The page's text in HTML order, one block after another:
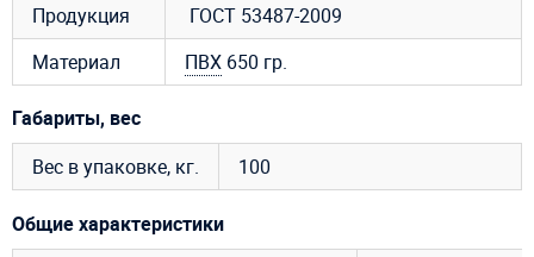
Продукция
ГОСТ 53487-2009
Материал
ПВХ 650 гр.
Габариты, вес
Вес в упаковке, кг.
100
Общие характеристики